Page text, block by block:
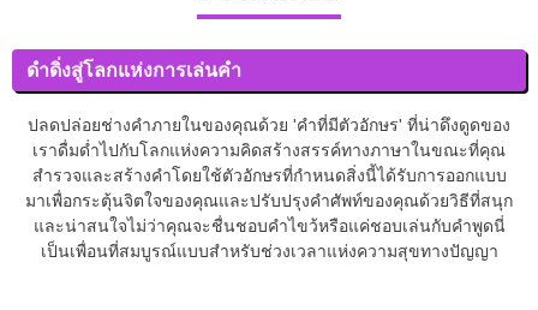
ดำดิ่งสู่โลกแห่งการเล่นคำ
ปลดปล่อยช่างคำภายในของคุณด้วย 'คำที่มีตัวอักษร' ที่น่าดึงดูดของ
เราดื่มด่ำไปกับโลกแห่งความคิดสร้างสรรค์ทางภาษาในขณะที่คุณ
สำรวจและสร้างคำโดยใช้ตัวอักษรที่กำหนดสิ่งนี้ได้รับการออกแบบ
มาเพื่อกระตุ้นจิตใจของคุณและปรับปรุงคำศัพท์ของคุณด้วยวิธีที่สนุก
และน่าสนใจไม่ว่าคุณจะชื่นชอบคำไขว้หรือแค่ชอบเล่นกับคำพูดนี่
เป็นเพื่อนที่สมบูรณ์แบบสำหรับช่วงเวลาแห่งความสุขทางปัญญา